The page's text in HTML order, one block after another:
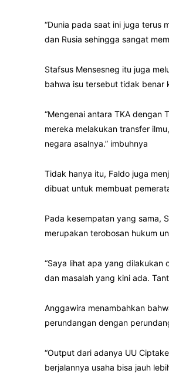
“Dunia pada saat ini juga terus
dan Rusia sehingga sangat
Stafsus Mensesneg itu juga
bahwa isu tersebut tidak benar
“Mengenai antara TKA dengan
mereka melakukan transfer
negara asalnya.” imbuhnya
Tidak hanya itu, Faldo juga
dibuat untuk membuat
Pada kesempatan yang sama,
merupakan terobosan hukum
“Saya lihat apa yang dilakukan
dan masalah yang kini ada.
Anggawira menambahkan
perundangan dengan
“Output dari adanya UU
berjalannya usaha bisa jauh